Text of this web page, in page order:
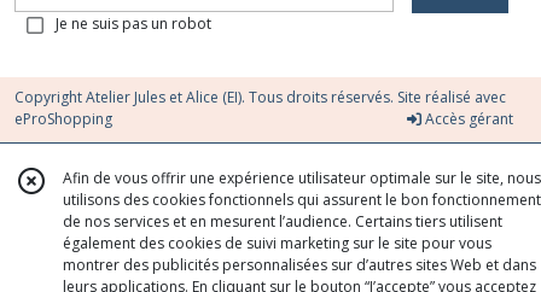
Je ne suis pas un robot
Copyright Atelier Jules et Alice (EI). Tous droits réservés. Site réalisé avec
eProShopping
Accès gérant
Afin de vous offrir une expérience utilisateur optimale sur le site, nous
utilisons des cookies fonctionnels qui assurent le bon fonctionnement
de nos services et en mesurent l’audience. Certains tiers utilisent
également des cookies de suivi marketing sur le site pour vous
montrer des publicités personnalisées sur d’autres sites Web et dans
leurs applications. En cliquant sur le bouton “J’accepte” vous acceptez